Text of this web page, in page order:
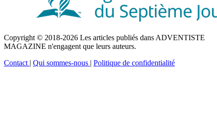
Copyright © 2018-2026 Les articles publiés dans ADVENTISTE
MAGAZINE n'engagent que leurs auteurs.
Contact | Qui sommes-nous | Politique de confidentialité